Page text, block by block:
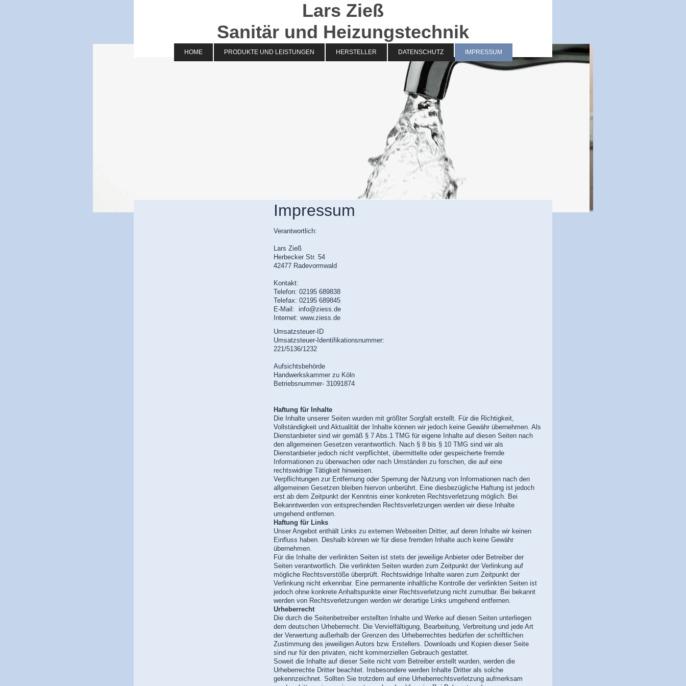
Lars Zieß
Sanitär und Heizungstechnik
HOME PRODUKTE UND LEISTUNGEN HERSTELLER DATENSCHUTZ IMPRESSUM
Impressum
Verantwortlich:
Lars Zieß
Herbecker Str. 54
42477 Radevormwald
Kontakt:
Telefon: 02195 689838
Telefax: 02195 689845
E-Mail: info@ziess.de
Internet: www.ziess.de
Umsatzsteuer-ID
Umsatzsteuer-Identifikationsnummer:
221/5136/1232
Aufsichtsbehörde
Handwerkskammer zu Köln
Betriebsnummer- 31091874
Haftung für Inhalte
Die Inhalte unserer Seiten wurden mit größter Sorgfalt erstellt. Für die Richtigkeit,
Vollständigkeit und Aktualität der Inhalte können wir jedoch keine Gewähr übernehmen. Als
Dienstanbieter sind wir gemäß § 7 Abs.1 TMG für eigene Inhalte auf diesen Seiten nach
den allgemeinen Gesetzen verantwortlich. Nach § 8 bis § 10 TMG sind wir als
Dienstanbieter jedoch nicht verpflichtet, übermittelte oder gespeicherte fremde
Informationen zu überwachen oder nach Umständen zu forschen, die auf eine
rechtswidrige Tätigkeit hinweisen.
Verpflichtungen zur Entfernung oder Sperrung der Nutzung von Informationen nach den
allgemeinen Gesetzen bleiben hiervon unberührt. Eine diesbezügliche Haftung ist jedoch
erst ab dem Zeitpunkt der Kenntnis einer konkreten Rechtsverletzung möglich. Bei
Bekanntwerden von entsprechenden Rechtsverletzungen werden wir diese Inhalte
umgehend entfernen.
Haftung für Links
Unser Angebot enthält Links zu externen Webseiten Dritter, auf deren Inhalte wir keinen
Einfluss haben. Deshalb können wir für diese fremden Inhalte auch keine Gewähr
übernehmen.
Für die Inhalte der verlinkten Seiten ist stets der jeweilige Anbieter oder Betreiber der
Seiten verantwortlich. Die verlinkten Seiten wurden zum Zeitpunkt der Verlinkung auf
mögliche Rechtsverstöße überprüft. Rechtswidrige Inhalte waren zum Zeitpunkt der
Verlinkung nicht erkennbar. Eine permanente inhaltliche Kontrolle der verlinkten Seiten ist
jedoch ohne konkrete Anhaltspunkte einer Rechtsverletzung nicht zumutbar. Bei bekannt
werden von Rechtsverletzungen werden wir derartige Links umgehend entfernen.
Urheberrecht
Die durch die Seitenbetreiber erstellten Inhalte und Werke auf diesen Seiten unterliegen
dem deutschen Urheberrecht. Die Vervielfältigung, Bearbeitung, Verbreitung und jede Art
der Verwertung außerhalb der Grenzen des Urheberrechtes bedürfen der schriftlichen
Zustimmung des jeweiligen Autors bzw. Erstellers. Downloads und Kopien dieser Seite
sind nur für den privaten, nicht kommerziellen Gebrauch gestattet.
Soweit die Inhalte auf dieser Seite nicht vom Betreiber erstellt wurden, werden die
Urheberrechte Dritter beachtet. Insbesondere werden Inhalte Dritter als solche
gekennzeichnet. Sollten Sie trotzdem auf eine Urheberrechtsverletzung aufmerksam